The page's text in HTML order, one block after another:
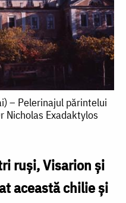
– Pelerinajul părintelui
Nicholas Exadaktylos
ruşi, Visarion şi
această chilie şi